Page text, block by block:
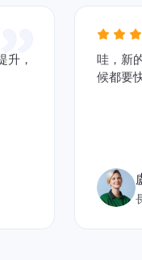
升，
哇，新
候都要